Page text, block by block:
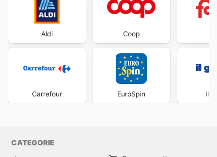
Aldi
Carrefour
Coop
EuroSpin Il
CATEGORIE